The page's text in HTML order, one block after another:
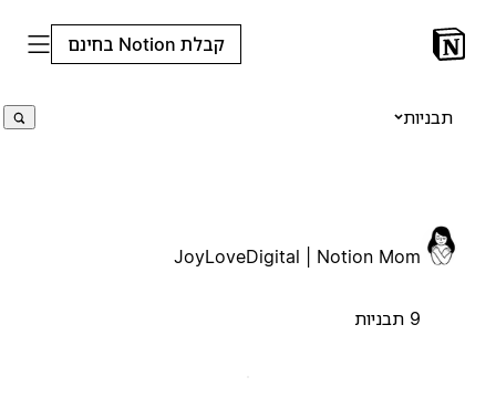
קבלת Notion בחינם
תבניות
JoyLoveDigital | Notion Mom